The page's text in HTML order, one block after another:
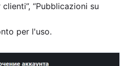
“Pubblicazioni su
per l'uso.